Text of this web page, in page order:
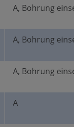
A, Bohrung
A, Bohrung
A, Bohrung
A